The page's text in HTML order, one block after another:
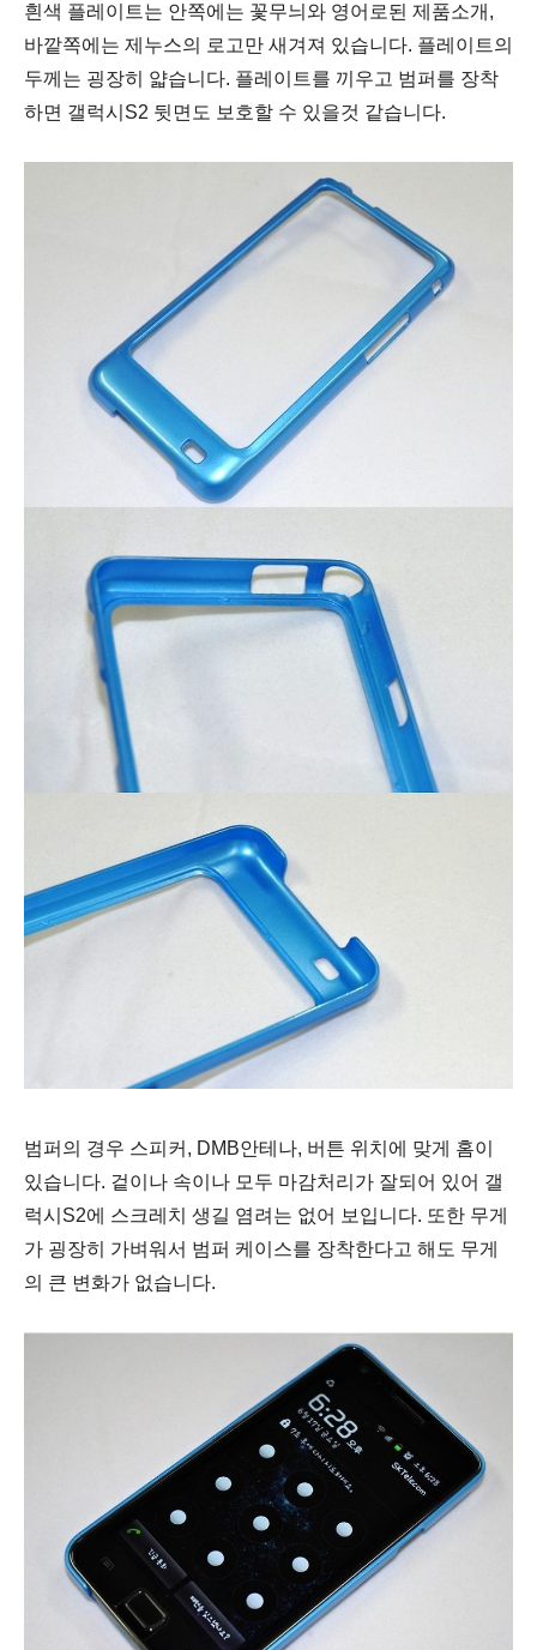
흰색 플레이트는 안쪽에는 꽃무늬와 영어로된 제품소개,
바깥쪽에는 제누스의 로고만 새겨져 있습니다. 플레이트의
두께는 굉장히 얇습니다. 플레이트를 끼우고 범퍼를 장착
하면 갤럭시S2 뒷면도 보호할 수 있을것 같습니다.
범퍼의 경우 스피커, DMB안테나, 버튼 위치에 맞게 홈이
있습니다. 겉이나 속이나 모두 마감처리가 잘되어 있어 갤
럭시S2에 스크레치 생길 염려는 없어 보입니다. 또한 무게
가 굉장히 가벼워서 범퍼 케이스를 장착한다고 해도 무게
의 큰 변화가 없습니다.